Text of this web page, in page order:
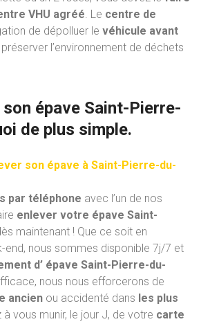
VHU agréé. Le centre de
de dépolluer le véhicule avant
l’environnement de déchets
épave Saint-Pierre-
de plus simple.
son épave à Saint-Pierre-du-
par téléphone avec l’un de nos
enlever votre épave Saint-
maintenant ! Que ce soit en
end, nous sommes disponible 7j/7 et
d’ épave Saint-Pierre-du-
nous nous efforcerons de
ancien ou accidenté dans les plus
à vous munir, le jour J, de votre carte